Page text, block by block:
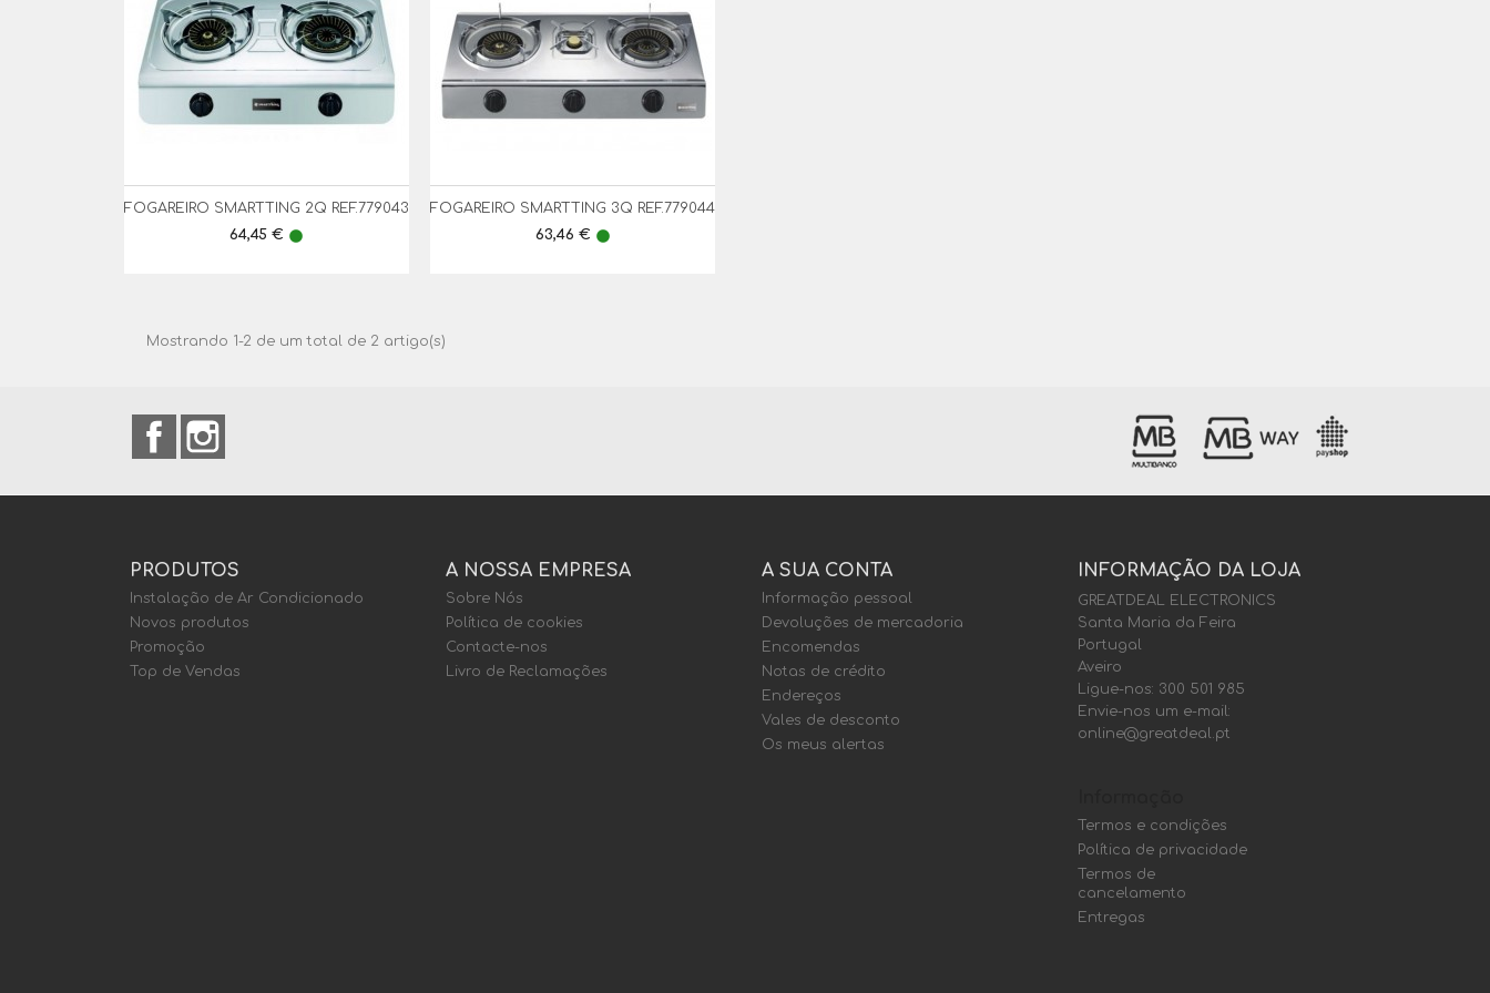
FOGAREIRO SMARTTING 2Q REF.779043
Preço
64,45 € lens
Vista Rápida
FOGAREIRO SMARTTING 3Q REF.779044
Preço
63,46 € lens
Vista Rápida
Mostrando 1-2 de um total de 2 artigo(s)
Facebook
PRODUTOS
Instalação de Ar Condicionado
Novos produtos
Promoção
Top de Vendas
A NOSSA EMPRESA
Sobre Nós
Política de cookies
Contacte-nos
Livro de Reclamações
A SUA CONTA
Informação pessoal
Devoluções de mercadoria
Encomendas
Notas de crédito
Endereços
Vales de desconto
Os meus alertas
INFORMAÇÃO DA LOJA
GREATDEAL ELECTRONICS
Santa Maria da Feira
Portugal
Aveiro
Ligue-nos: 300 501 985
Envie-nos um e-mail:
online@greatdeal.pt
Termos e condições
Política de privacidade
Termos de
cancelamento
Entregas